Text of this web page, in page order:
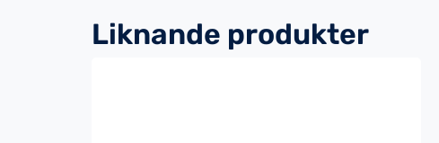
Liknande produkter